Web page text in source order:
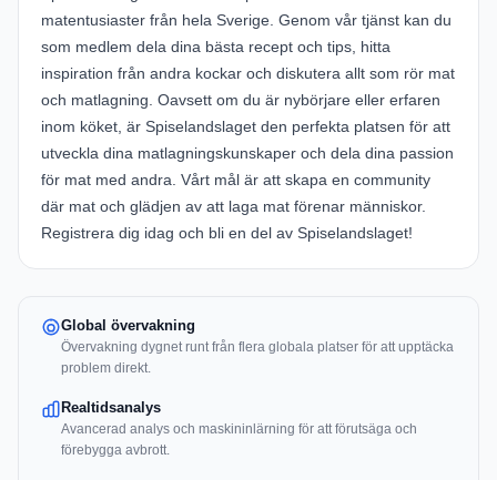
matentusiaster från hela Sverige. Genom vår tjänst kan du
som medlem dela dina bästa recept och tips, hitta
inspiration från andra kockar och diskutera allt som rör mat
och matlagning. Oavsett om du är nybörjare eller erfaren
inom köket, är Spiselandslaget den perfekta platsen för att
utveckla dina matlagningskunskaper och dela dina passion
för mat med andra. Vårt mål är att skapa en community
där mat och glädjen av att laga mat förenar människor.
Registrera dig idag och bli en del av Spiselandslaget!
Global övervakning
Övervakning dygnet runt från flera globala platser för att upptäcka
problem direkt.
Realtidsanalys
Avancerad analys och maskininlärning för att förutsäga och
förebygga avbrott.